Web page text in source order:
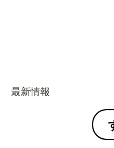
最新情報